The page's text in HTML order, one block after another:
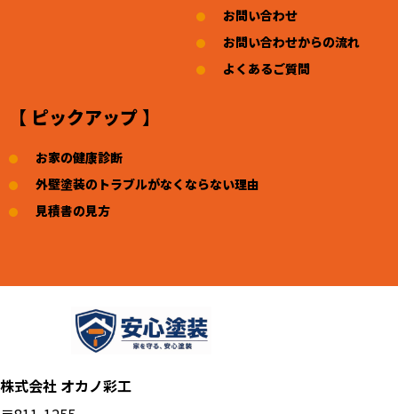
お問い合わせ
お問い合わせからの流れ
よくあるご質問
【 ピックアップ 】
お家の健康診断
外壁塗装のトラブルがなくならない理由
見積書の見方
株式会社 オカノ彩工